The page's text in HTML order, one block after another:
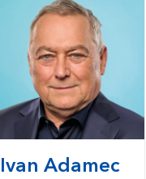
Ivan Adamec